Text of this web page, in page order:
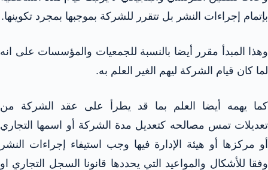
بإتمام إجراءات النشر بل تتقرر للشركة بموجبها بمجرد تكوينها.
وهذا المبدأ مقرر أيضا بالنسبة للجمعيات والمؤسسات على انه
لما كان قيام الشركة ليهم الغير العلم به.
كما يهمه أيضا العلم بما قد يطرأ على عقد الشركة من
تعديلات تمس مصالحه كتعديل مدة الشركة أو اسمها التجاري
أو مركزها أو هيئة الإدارة فيها وجب استيفاء إجراءات النشر
وفقا للأشكال والمواعيد التي يحددها قانونا السجل التجاري او